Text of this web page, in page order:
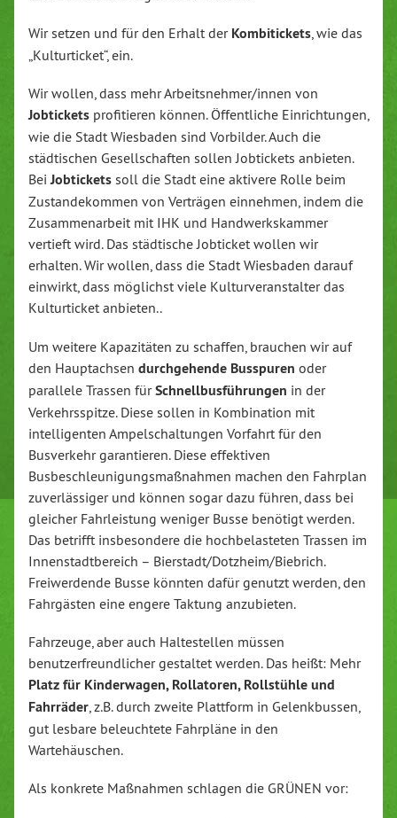
Wir setzen und für den Erhalt der Kombitickets, wie das
„Kulturticket“, ein.
Wir wollen, dass mehr Arbeitsnehmer/innen von
Jobtickets profitieren können. Öffentliche Einrichtungen,
wie die Stadt Wiesbaden sind Vorbilder. Auch die
städtischen Gesellschaften sollen Jobtickets anbieten.
BeiJobtickets soll die Stadt eine aktivere Rolle beim
Zustandekommen von Verträgen einnehmen, indem die
Zusammenarbeit mit IHK und Handwerkskammer
vertieft wird. Das städtische Jobticket wollen wir
erhalten. Wir wollen, dass die Stadt Wiesbaden darauf
einwirkt, dass möglichst viele Kulturveranstalter das
Kulturticket anbieten..
Um weitere Kapazitäten zu schaffen, brauchen wir auf
den Hauptachsen durchgehende Busspuren oder
parallele Trassen fürSchnellbusführungen in der
Verkehrsspitze. Diese sollen in Kombination mit
intelligenten Ampelschaltungen Vorfahrt für den
Busverkehr garantieren. Diese effektiven
Busbeschleunigungsmaßnahmen machen den Fahrplan
zuverlässiger und können sogar dazu führen, dass bei
gleicher Fahrleistung weniger Busse benötigt werden.
Das betrifft insbesondere die hochbelasteten Trassen im
Innenstadtbereich – Bierstadt/Dotzheim/Biebrich.
Freiwerdende Busse könnten dafür genutzt werden, den
Fahrgästen eine engere Taktung anzubieten.
Fahrzeuge, aber auch Haltestellen müssen
benutzerfreundlicher gestaltet werden. Das heißt: Mehr
Platz für Kinderwagen, Rollatoren, Rollstühle und
Fahrräder , z.B. durch zweite Plattform in Gelenkbussen,
gut lesbare beleuchtete Fahrpläne in den
Wartehäuschen.
Als konkrete Maßnahmen schlagen die GRÜNEN vor: